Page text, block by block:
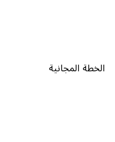
الخطة المجانية